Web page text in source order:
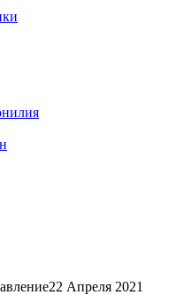
22 Апреля 2021